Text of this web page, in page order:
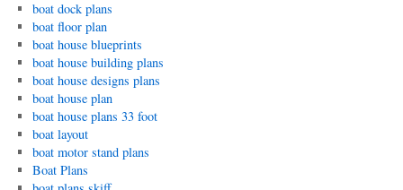
boat dock plans
boat floor plan
boat house blueprints
boat house building plans
boat house designs plans
boat house plan
boat house plans 33 foot
boat layout
boat motor stand plans
Boat Plans